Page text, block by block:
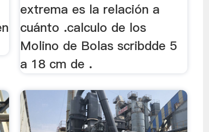
extrema es la relación a
cuánto .calculo de los
Molino de Bolas scribdde 5
a 18 cm de .